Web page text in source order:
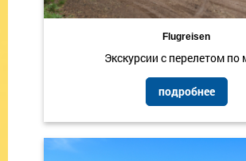
Flugreisen
Экскурсии с перелетом по
подробнее